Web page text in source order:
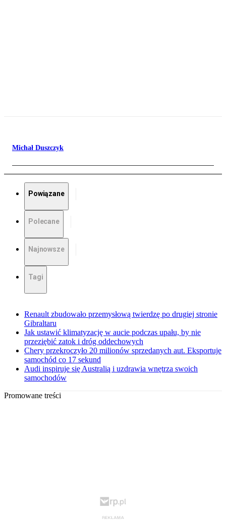
Michał Duszczyk
Powiązane
Polecane
Najnowsze
Tagi
Renault zbudowało przemysłową twierdzę po drugiej stronie
Gibraltaru
Jak ustawić klimatyzację w aucie podczas upału, by nie
przeziębić zatok i dróg oddechowych
Chery przekroczyło 20 milionów sprzedanych aut. Eksportuje
samochód co 17 sekund
Audi inspiruje się Australią i uzdrawia wnętrza swoich
samochodów
Promowane treści